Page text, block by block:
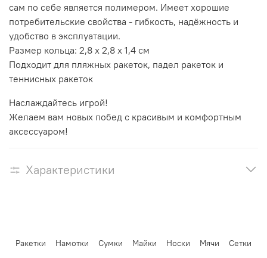
сам по себе является полимером. Имеет хорошие
потребительские свойства - гибкость, надёжность и
удобство в эксплуатации.
Размер кольца: 2,8 x 2,8 x 1,4 см
Подходит для пляжных ракеток, падел ракеток и
теннисных ракеток
Наслаждайтесь игрой!
Желаем вам новых побед с красивым и комфортным
аксессуаром!
Характеристики
Ракетки Намотки Сумки Майки Носки Мячи
Сетки